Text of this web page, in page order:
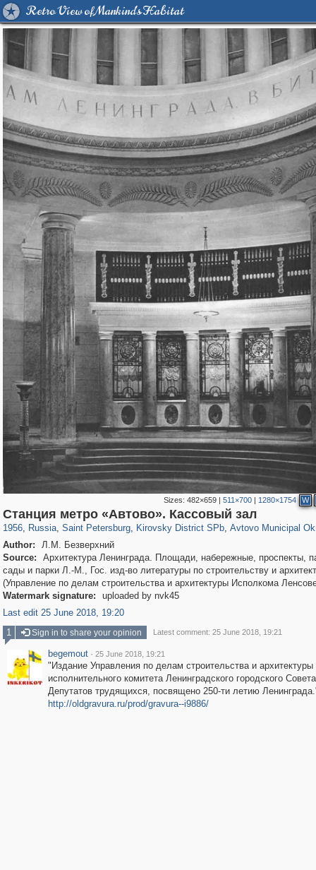
Retro View of Mankind's Habitat
Sizes:482×659 |511×700 | 1280×1754 W
Станция метро «Автово». Кассовый зал
1956, Russia
1,407,406 29,248
, Saint Petersburg
197,269 5,714
, Kirovsky District SPb
5,975 112
, Avtovo Municipal
1,352
Author:
Л.М. Безверхний
Source:
Архитектура Ленинграда. Площади, набережные, проспекты,
сады и парки Л.-М., Гос. изд-во литературы по строительству и
(Управление по делам строительства и архитектуры Исполкома
Watermark signature:
uploaded by nvk45
Last edit 25 June 2018, 19:20
1
Sign in to share your opinion Latest comment: 25 June 2018, 19:21
begemout · 25 June 2018, 19:21
"Издание Управления по делам строительства и архитектуры
исполнительного комитета Ленинградского городского Совета
Депутатов трудящихся, посвящено 250-ти летию
http://oldgravura.ru/prod/gravura--i9886/